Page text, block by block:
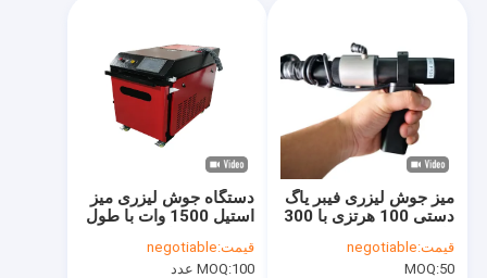
دستگاه جوش لیزری میز
استیل 1500 وات با طول
قیمت:negotiable
MOQ:100 عدد
میز جوش لیزری فیبر یاگ
دستی 100 هرتزی با 300
قیمت:negotiable
MOQ:50